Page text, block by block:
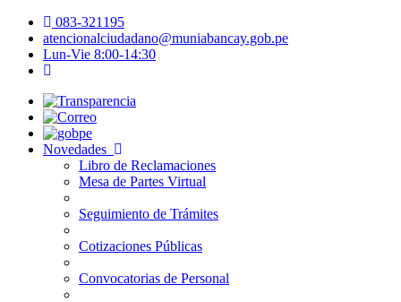
083-321195
atencionalciudadano@muniabancay.gob.pe
Lun-Vie 8:00-14:30
Novedades
Libro de Reclamaciones
Mesa de Partes Virtual
Seguimiento de Trámites
Cotizaciones Públicas
Convocatorias de Personal